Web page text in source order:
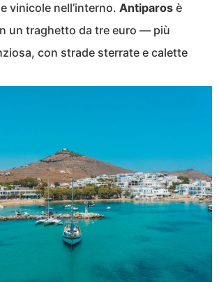
vinicole nell’interno. Antiparos è
un traghetto da tre euro — più
con strade sterrate e calette